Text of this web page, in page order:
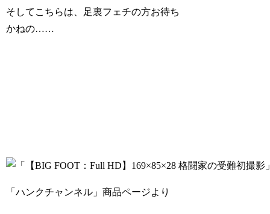
そしてこちらは、足裏フェチの方お待ち
かねの……
「ハンクチャンネル」商品ページより